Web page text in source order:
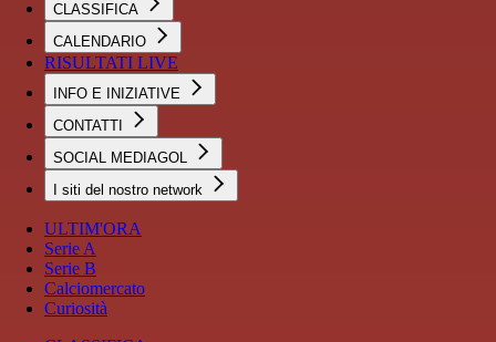
CLASSIFICA
CALENDARIO
RISULTATI LIVE
INFO E INIZIATIVE
CONTATTI
SOCIAL MEDIAGOL
I siti del nostro network
ULTIM'ORA
Serie A
Serie B
Calciomercato
Curiosità